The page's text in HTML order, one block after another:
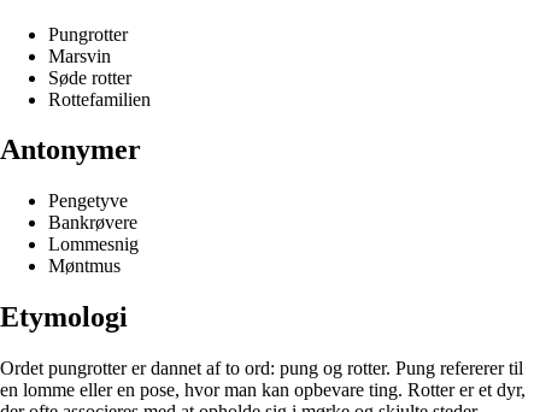
Pungrotter
Marsvin
Søde rotter
Rottefamilien
Antonymer
Pengetyve
Bankrøvere
Lommesnig
Møntmus
Etymologi
Ordet pungrotter er dannet af to ord: pung og rotter. Pung refererer til
en lomme eller en pose, hvor man kan opbevare ting. Rotter er et dyr,